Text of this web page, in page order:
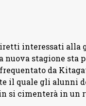
interessati alla
nuova stagione
da
il quale gli alunni
si cimenterà in